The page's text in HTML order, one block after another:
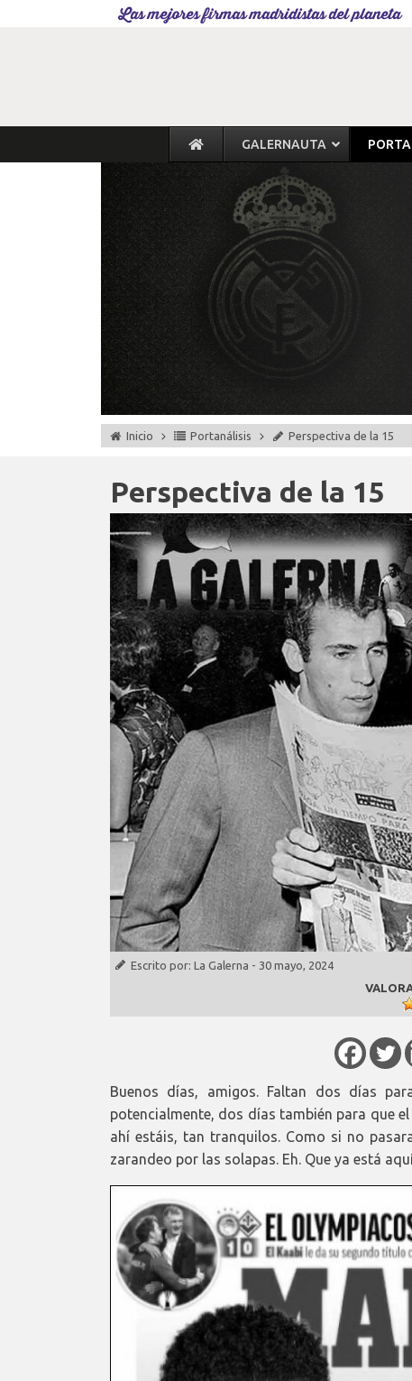
Las mejores firmas madridistas del planeta
GALERNAUTA
Inicio Portanálisis Perspectiva de la 15
Perspectiva de la 15
Escrito por: La Galerna - 30 mayo, 2024
Buenos días, amigos. Faltan dos días
potencialmente, dos días también para que
ahí estáis, tan tranquilos. Como si no
zarandeo por las solapas. Eh. Que ya está